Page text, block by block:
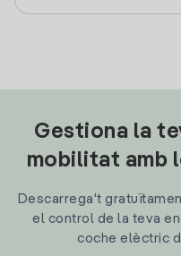
Gestiona la
mobilitat amb
Descarrega't
el control de la teva
coche elèctric